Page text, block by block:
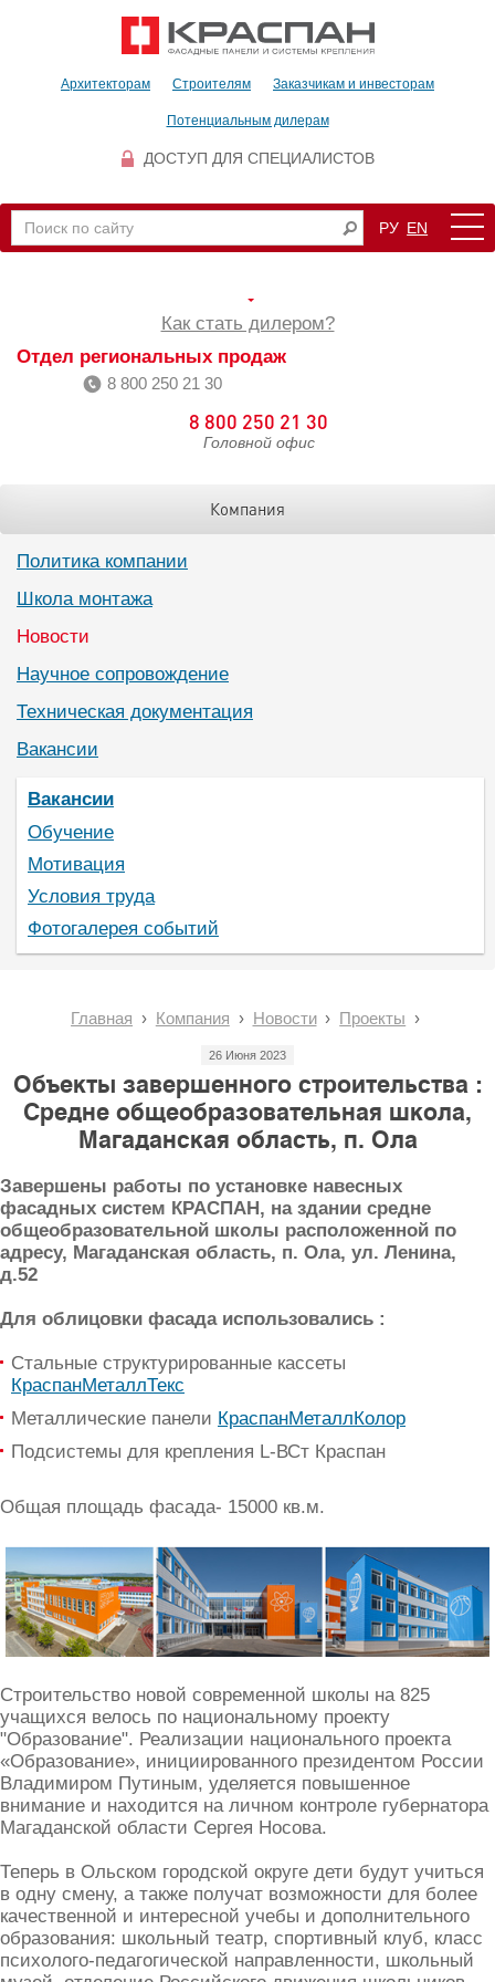
Архитекторам Строителям Заказчикам и инвесторам
Потенциальным дилерам
ДОСТУП ДЛЯ СПЕЦИАЛИСТОВ
РУ EN
Как стать дилером?
Отдел региональных продаж
8 800 250 21 30
8 800 250 21 30
Головной офис
Компания
Политика компании
Школа монтажа
Новости
Научное сопровождение
Техническая документация
Вакансии
Вакансии
Обучение
Мотивация
Условия труда
Фотогалерея событий
Главная Компания Новости Проекты
26 Июня 2023
Объекты завершенного строительства :
Средне общеобразовательная школа,
Магаданская область, п. Ола
Завершены работы по установке навесных
фасадных систем КРАСПАН, на здании средне
общеобразовательной школы расположенной по
адресу, Магаданская область, п. Ола, ул. Ленина,
д.52
Для облицовки фасада использовались :
Стальные структурированные кассеты
КраспанМеталлТекс
Металлические панели КраспанМеталлКолор
Подсистемы для крепления L-ВСт Краспан
Общая площадь фасада- 15000 кв.м.
Строительство новой современной школы на 825
учащихся велось по национальному проекту
"Образование". Реализации национального проекта
«Образование», инициированного президентом России
Владимиром Путиным, уделяется повышенное
внимание и находится на личном контроле губернатора
Магаданской области Сергея Носова.
Теперь в Ольском городской округе дети будут учиться
в одну смену, а также получат возможности для более
качественной и интересной учебы и дополнительного
образования: школьный театр, спортивный клуб, класс
психолого-педагогической направленности, школьный